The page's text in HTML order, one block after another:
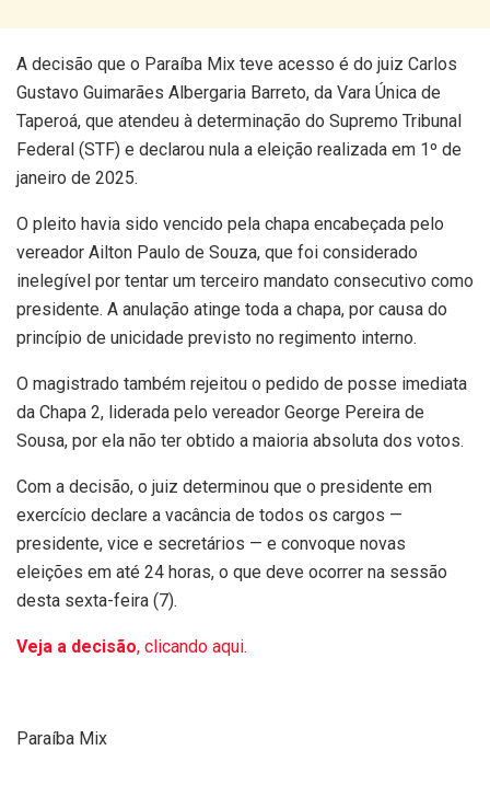
A decisão que o Paraíba Mix teve acesso é do juiz Carlos
Gustavo Guimarães Albergaria Barreto, da Vara Única de
Taperoá, que atendeu à determinação do Supremo Tribunal
Federal (STF) e declarou nula a eleição realizada em 1º de
janeiro de 2025.
O pleito havia sido vencido pela chapa encabeçada pelo
vereador Ailton Paulo de Souza, que foi considerado
inelegível por tentar um terceiro mandato consecutivo como
presidente. A anulação atinge toda a chapa, por causa do
princípio de unicidade previsto no regimento interno.
O magistrado também rejeitou o pedido de posse imediata
da Chapa 2, liderada pelo vereador George Pereira de
Sousa, por ela não ter obtido a maioria absoluta dos votos.
Com a decisão, o juiz determinou que o presidente em
exercício declare a vacância de todos os cargos —
presidente, vice e secretários — e convoque novas
eleições em até 24 horas, o que deve ocorrer na sessão
desta sexta-feira (7).
Veja a decisão, clicando aqui.
Paraíba Mix